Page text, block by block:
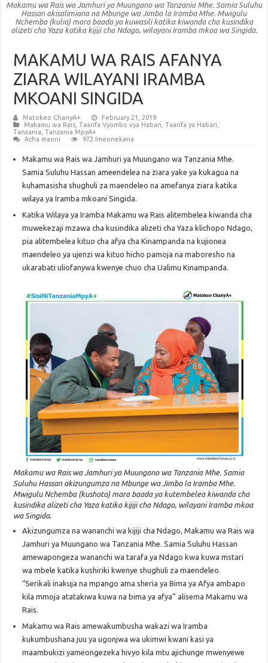
Makamu wa Rais wa Jamhuri ya Muungano wa Tanzania Mhe. Samia Suluhu
Hassan akisalimiana na Mbunge wa Jimbo la Iramba Mhe. Mwigulu
Nchemba (kulia) mara baada ya kuwasili katika kiwanda cha kusindika
alizeti cha Yaza katika kijiji cha Ndago, wilayani Iramba mkoa wa Singida.
MAKAMU WA RAIS AFANYA
ZIARA WILAYANI IRAMBA
MKOANI SINGIDA
Matokeo ChanyA+
February 21, 2019
Makamu wa Rais ,Taarifa Vyombo vya Habari ,Taarifa ya Habari
Tanzania ,Tanzania MpyA+
Acha maoni
972 Imeonekana
Makamu wa Rais wa Jamhuri ya Muungano wa Tanzania Mhe.
Samia Suluhu Hassan ameendelea na ziara yake ya kukagua na
kuhamasisha shughuli za maendeleo na amefanya ziara katika
wilaya ya Iramba mkoani Singida.
Katika Wilaya ya Iramba Makamu wa Rais alitembelea kiwanda cha
muwekezaji mzawa cha kusindika alizeti cha Yaza klichopo Ndago,
pia alitembelea kituo cha afya cha Kinampanda na kujionea
maendeleo ya ujenzi wa kituo hicho pamoja na maboresho na
ukarabati uliofanywa kwenye chuo cha Ualimu Kinampanda.
Makamu wa Rais wa Jamhuri ya Muungano wa Tanzania Mhe. Samia
Suluhu Hassan akizungumza na Mbunge wa Jimbo la Iramba Mhe.
Mwigulu Nchemba (kushoto) mara baada ya kutembelea kiwanda cha
kusindika alizeti cha Yaza katika kijiji cha Ndago, wilayani Iramba mkoa
wa Singida.
Akizungumza na wananchi wa kijiji cha Ndago, Makamu wa Rais wa
Jamhuri ya Muungano wa Tanzania Mhe. Samia Suluhu Hassan
amewapongeza wananchi wa tarafa ya Ndago kwa kuwa mstari
wa mbele katika kushiriki kwenye shughuli za maendeleo.
“Serikali inakuja na mpango ama sheria ya Bima ya Afya ambapo
kila mmoja atatakiwa kuwa na bima ya afya” alisema Makamu wa
Rais.
Makamu wa Rais amewakumbusha wakazi wa Iramba
kukumbushana juu ya ugonjwa wa ukimwi kwani kasi ya
maambukizi yameongezeka hivyo kila mtu ajichunge mwenyewe